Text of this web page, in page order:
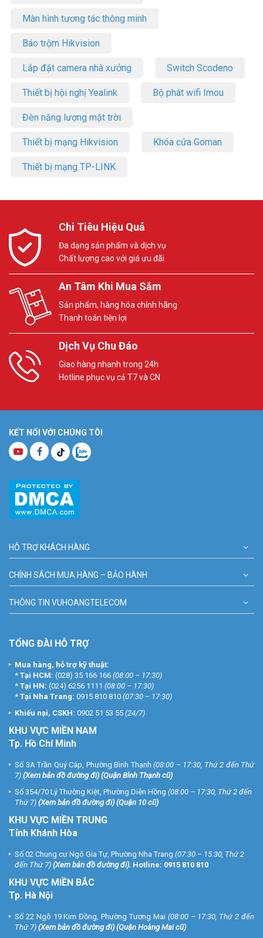
Màn hình tương tác thông minh
Báo trộm Hikvision
Lắp đặt camera nhà xưởng Switch Scodeno
Thiết bị hội nghị Yealink Bộ phát wifi Imou
Đèn năng lượng mặt trời
Thiết bị mạng Hikvision Khóa cửa Goman
Thiết bị mạng TP-LINK
Chi Tiêu Hiệu Quả
Đa dạng sản phẩm và dịch vụ
Chất lượng cao với giá ưu đãi
An Tâm Khi Mua Sắm
Sản phẩm, hàng hóa chính hãng
Thanh toán tiện lợi
Dịch Vụ Chu Đáo
Giao hàng nhanh trong 24h
Hotline phục vụ cả T7 và CN
KẾT NỐI VỚI CHÚNG TÔI
HỖ TRỢ KHÁCH HÀNG
CHÍNH SÁCH MUA HÀNG – BẢO HÀNH
THÔNG TIN VUHOANGTELECOM
TỔNG ĐÀI HỖ TRỢ
Mua hàng, hỗ trợ kỹ thuật:
* Tại HCM: (028) 35 166 166 (08:00 – 17:30)
* Tại HN: (024) 6256 1111 (08:00 – 17:30)
* Tại Nha Trang: 0915 810 810 (07:30 – 17:30)
Khiếu nại, CSKH: 0902 51 53 55 (24/7)
KHU VỰC MIỀN NAM
Tp. Hồ Chí Minh
Số 3A Trần Quý Cáp, Phường Bình Thạnh (08:00 – 17:30, Thứ 2 đến Thứ
7) (Xem bản đồ đường đi) (Quận Bình Thạnh cũ)
Số 354/70 Lý Thường Kiệt, Phường Diên Hồng (08:00 – 17:30, Thứ 2 đến
Thứ 7) (Xem bản đồ đường đi) (Quận 10 cũ)
KHU VỰC MIỀN TRUNG
Tỉnh Khánh Hòa
Số 02 Chung cư Ngô Gia Tự, Phường Nha Trang (07:30 – 15:30, Thứ 2
đến Thứ 7) (Xem bản đồ đường đi). Hotline: 0915 810 810
KHU VỰC MIỀN BẮC
Tp. Hà Nội
Số 22 Ngõ 19 Kim Đồng, Phường Tương Mai (08:00 – 17:30, Thứ 2 đến
Thứ 7) (Xem bản đồ đường đi) (Quận Hoàng Mai cũ)